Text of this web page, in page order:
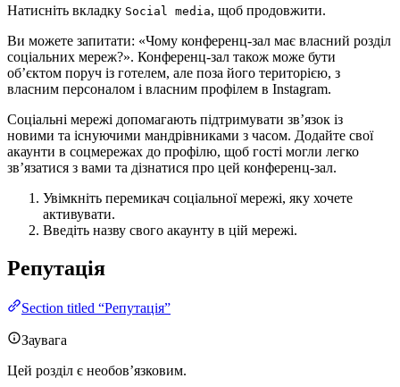
Натисніть вкладку Social media, щоб продовжити.
Ви можете запитати: «Чому конференц-зал має власний розділ
соціальних мереж?». Конференц-зал також може бути
об’єктом поруч із готелем, але поза його територією, з
власним персоналом і власним профілем в Instagram.
Соціальні мережі допомагають підтримувати зв’язок із
новими та існуючими мандрівниками з часом. Додайте свої
акаунти в соцмережах до профілю, щоб гості могли легко
зв’язатися з вами та дізнатися про цей конференц-зал.
Увімкніть перемикач соціальної мережі, яку хочете
активувати.
Введіть назву свого акаунту в цій мережі.
Репутація
Section titled “Репутація”
Заувага
Цей розділ є необов’язковим.